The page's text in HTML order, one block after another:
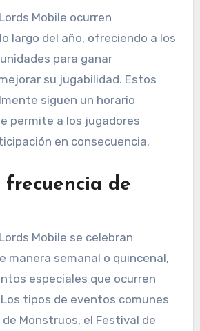
Mobile ocurren
largo del año, ofreciendo a los
para ganar
su jugabilidad. Estos
siguen un horario
permite a los jugadores
en consecuencia.
de
Mobile se celebran
manera semanal o quincenal,
especiales que ocurren
tipos de eventos comunes
Monstruos, el Festival de